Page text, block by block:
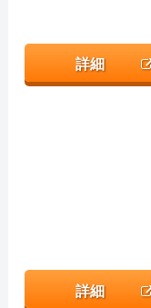
詳細
詳細